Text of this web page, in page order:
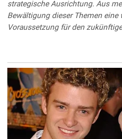
strategische Ausrichtung. Aus
Bewältigung dieser Themen eine
Voraussetzung für den